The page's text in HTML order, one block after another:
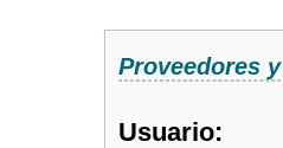
Proveedores
Usuario: